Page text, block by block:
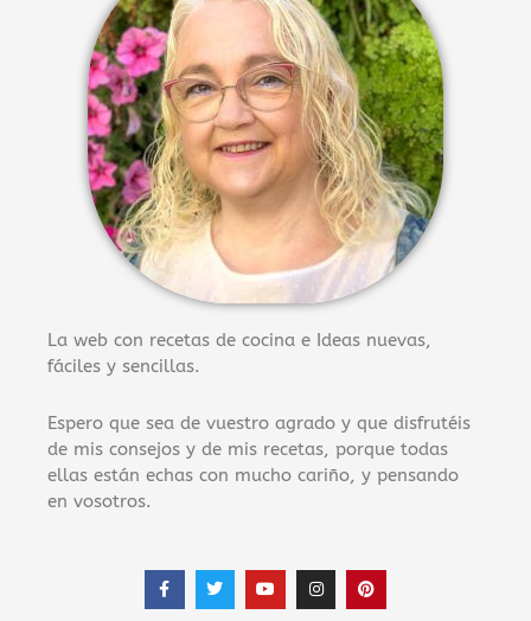
La web con recetas de cocina e Ideas nuevas,
fáciles y sencillas.
Espero que sea de vuestro agrado y que disfrutéis
de mis consejos y de mis recetas, porque todas
ellas están echas con mucho cariño, y pensando
en vosotros.
F
a
c
T
w
i
Y
o
u
I
n
s
P
i
n